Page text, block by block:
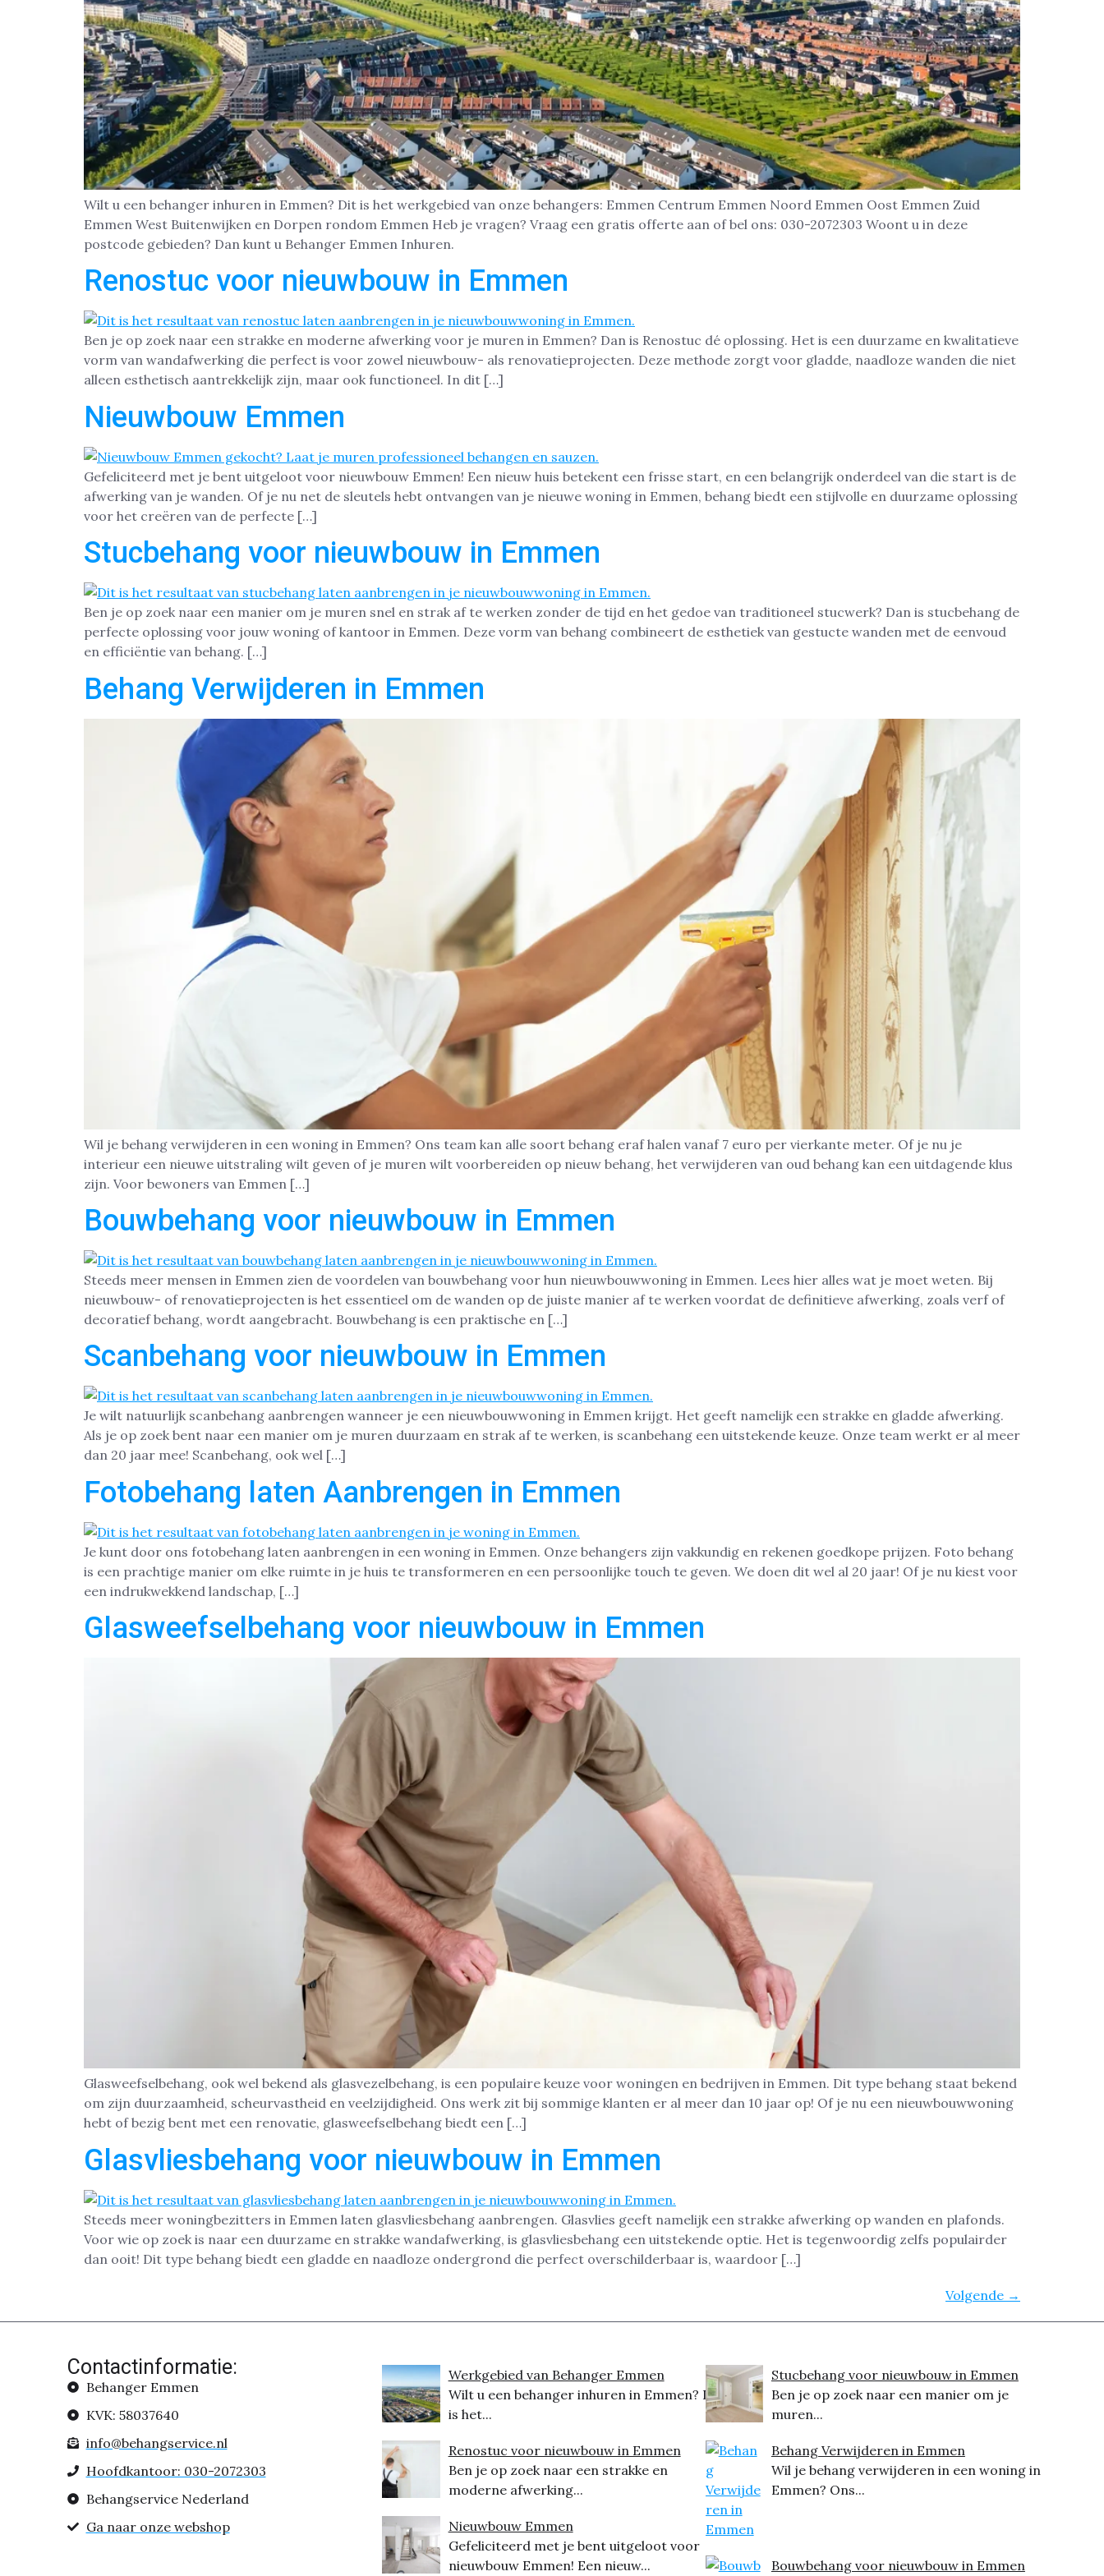
Wilt u een behanger inhuren in Emmen? Dit is het werkgebied van onze behangers: Emmen Centrum Emmen Noord Emmen Oost Emmen Zuid
Emmen West Buitenwijken en Dorpen rondom Emmen Heb je vragen? Vraag een gratis offerte aan of bel ons: 030-2072303 Woont u in deze
postcode gebieden? Dan kunt u Behanger Emmen Inhuren.
Renostuc voor nieuwbouw in Emmen
Ben je op zoek naar een strakke en moderne afwerking voor je muren in Emmen? Dan is Renostuc dé oplossing. Het is een duurzame en kwalitatieve
vorm van wandafwerking die perfect is voor zowel nieuwbouw- als renovatieprojecten. Deze methode zorgt voor gladde, naadloze wanden die niet
alleen esthetisch aantrekkelijk zijn, maar ook functioneel. In dit […]
Nieuwbouw Emmen
Gefeliciteerd met je bent uitgeloot voor nieuwbouw Emmen! Een nieuw huis betekent een frisse start, en een belangrijk onderdeel van die start is de
afwerking van je wanden. Of je nu net de sleutels hebt ontvangen van je nieuwe woning in Emmen, behang biedt een stijlvolle en duurzame oplossing
voor het creëren van de perfecte […]
Stucbehang voor nieuwbouw in Emmen
Ben je op zoek naar een manier om je muren snel en strak af te werken zonder de tijd en het gedoe van traditioneel stucwerk? Dan is stucbehang de
perfecte oplossing voor jouw woning of kantoor in Emmen. Deze vorm van behang combineert de esthetiek van gestucte wanden met de eenvoud
en efficiëntie van behang. […]
Behang Verwijderen in Emmen
Wil je behang verwijderen in een woning in Emmen? Ons team kan alle soort behang eraf halen vanaf 7 euro per vierkante meter. Of je nu je
interieur een nieuwe uitstraling wilt geven of je muren wilt voorbereiden op nieuw behang, het verwijderen van oud behang kan een uitdagende klus
zijn. Voor bewoners van Emmen […]
Bouwbehang voor nieuwbouw in Emmen
Steeds meer mensen in Emmen zien de voordelen van bouwbehang voor hun nieuwbouwwoning in Emmen. Lees hier alles wat je moet weten. Bij
nieuwbouw- of renovatieprojecten is het essentieel om de wanden op de juiste manier af te werken voordat de definitieve afwerking, zoals verf of
decoratief behang, wordt aangebracht. Bouwbehang is een praktische en […]
Scanbehang voor nieuwbouw in Emmen
Je wilt natuurlijk scanbehang aanbrengen wanneer je een nieuwbouwwoning in Emmen krijgt. Het geeft namelijk een strakke en gladde afwerking.
Als je op zoek bent naar een manier om je muren duurzaam en strak af te werken, is scanbehang een uitstekende keuze. Onze team werkt er al meer
dan 20 jaar mee! Scanbehang, ook wel […]
Fotobehang laten Aanbrengen in Emmen
Je kunt door ons fotobehang laten aanbrengen in een woning in Emmen. Onze behangers zijn vakkundig en rekenen goedkope prijzen. Foto behang
is een prachtige manier om elke ruimte in je huis te transformeren en een persoonlijke touch te geven. We doen dit wel al 20 jaar! Of je nu kiest voor
een indrukwekkend landschap, […]
Glasweefselbehang voor nieuwbouw in Emmen
Glasweefselbehang, ook wel bekend als glasvezelbehang, is een populaire keuze voor woningen en bedrijven in Emmen. Dit type behang staat bekend
om zijn duurzaamheid, scheurvastheid en veelzijdigheid. Ons werk zit bij sommige klanten er al meer dan 10 jaar op! Of je nu een nieuwbouwwoning
hebt of bezig bent met een renovatie, glasweefselbehang biedt een […]
Glasvliesbehang voor nieuwbouw in Emmen
Steeds meer woningbezitters in Emmen laten glasvliesbehang aanbrengen. Glasvlies geeft namelijk een strakke afwerking op wanden en plafonds.
Voor wie op zoek is naar een duurzame en strakke wandafwerking, is glasvliesbehang een uitstekende optie. Het is tegenwoordig zelfs populairder
dan ooit! Dit type behang biedt een gladde en naadloze ondergrond die perfect overschilderbaar is, waardoor […]
Volgende →
Contactinformatie:
Behanger Emmen
KVK: 58037640
info@behangservice.nl
Hoofdkantoor: 030-2072303
Behangservice Nederland
Ga naar onze webshop
Werkgebied van Behanger Emmen
Wilt u een behanger inhuren in Emmen? Dit
is het...
Renostuc voor nieuwbouw in Emmen
Ben je op zoek naar een strakke en
moderne afwerking...
Nieuwbouw Emmen
Gefeliciteerd met je bent uitgeloot voor
nieuwbouw Emmen! Een nieuw...
Stucbehang voor nieuwbouw in Emmen
Ben je op zoek naar een manier om je
muren...
Behang Verwijderen in Emmen
Wil je behang verwijderen in een woning in
Emmen? Ons...
Bouwbehang voor nieuwbouw in Emmen